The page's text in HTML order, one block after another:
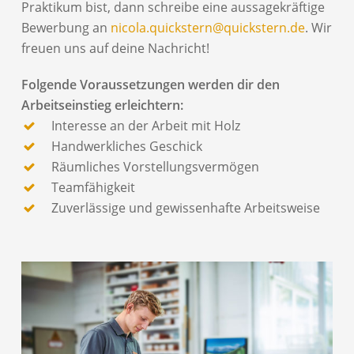
Praktikum bist, dann schreibe eine aussagekräftige
Bewerbung an nicola.quickstern@quickstern.de. Wir
freuen uns auf deine Nachricht!
Folgende Voraussetzungen werden dir den
Arbeitseinstieg erleichtern:
Interesse an der Arbeit mit Holz
Handwerkliches Geschick
Räumliches Vorstellungsvermögen
Teamfähigkeit
Zuverlässige und gewissenhafte Arbeitsweise